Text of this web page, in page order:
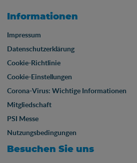
Informationen
Impressum
Datenschutzerklärung
Cookie-Richtlinie
Cookie-Einstellungen
Corona-Virus: Wichtige Informationen
Mitgliedschaft
PSI Messe
Nutzungsbedingungen
Besuchen Sie uns